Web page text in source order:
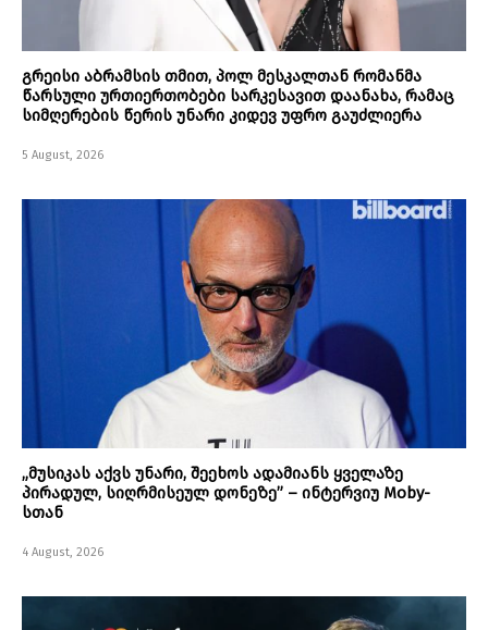
გრეისი აბრამსის თმით, პოლ მესკალთან რომანმა
წარსული ურთიერთობები სარკესავით დაანახა, რამაც
სიმღერების წერის უნარი კიდევ უფრო გაუძლიერა
5 August, 2026
„მუსიკას აქვს უნარი, შეეხოს ადამიანს ყველაზე
პირადულ, სიღრმისეულ დონეზე” – ინტერვიუ Moby-
სთან
4 August, 2026